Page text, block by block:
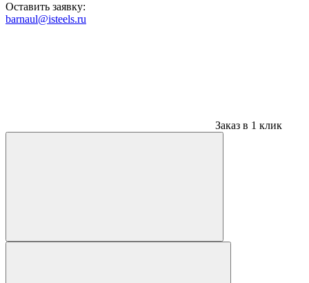
Оставить заявку:
barnaul@isteels.ru
Заказ в 1 клик